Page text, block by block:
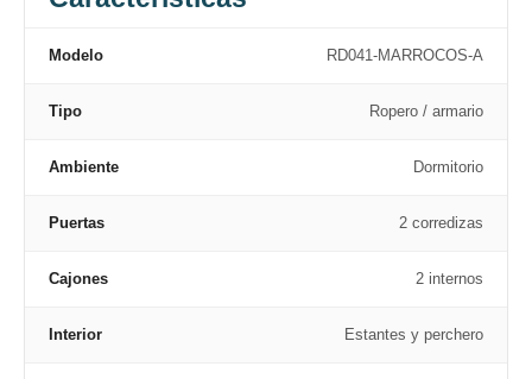
Modelo RD041-MARROCOS-A
Tipo Ropero / armario
Ambiente Dormitorio
Puertas 2 corredizas
Cajones 2 internos
Interior Estantes y perchero